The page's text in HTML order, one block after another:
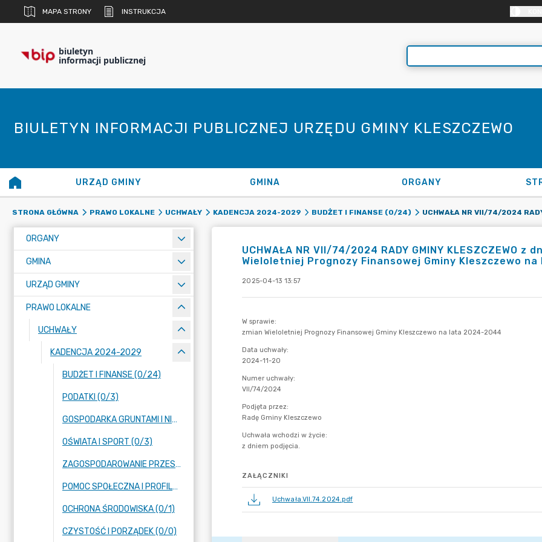
MAPA STRONY INSTRUKCJA
biuletyn
informacji publicznej
BIULETYN INFORMACJI PUBLICZNEJ URZĘDU GMINY KLESZCZEWO
URZĄD GMINY GMINA ORGANY
STRONA GŁÓWNA PRAWO LOKALNE UCHWAŁY KADENCJA 2024-2029 BUDŻET I FINANSE (0/24)
ORGANY
GMINA
URZĄD GMINY
PRAWO LOKALNE
UCHWAŁY
KADENCJA 2024-2029
BUDŻET I FINANSE (0/24)
PODATKI (0/3)
GOSPODARKA GRUNTAMI I NIERUCHOMOŚCIAMI (0/13)
OŚWIATA I SPORT (0/3)
ZAGOSPODAROWANIE PRZESTRZENNE (0/14)
POMOC SPOŁECZNA I PROFILAKTYKA UZALEŻNIEŃ (0/2)
OCHRONA ŚRODOWISKA (0/1)
CZYSTOŚĆ I PORZĄDEK (0/0)
UCHWAŁA NR VII/74/2024 RADY GMINY KLESZCZEWO
Wieloletniej Prognozy Finansowej Gminy Kleszczewo
2025-04-13 13:57
ZAŁĄCZNIKI
Uchwała.VII.74.2024.pdf